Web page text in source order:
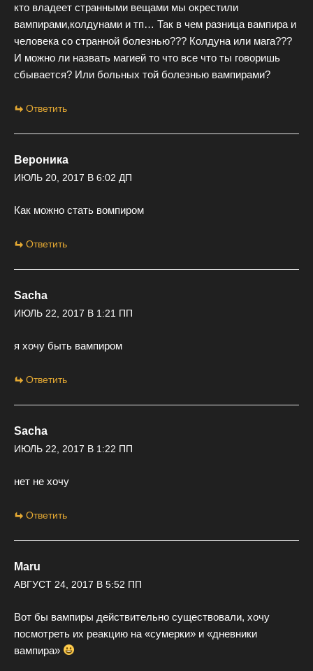
кто владеет странными вещами мы окрестили
вампирами,колдунами и тп… Так в чем разница вампира и
человека со странной болезнью??? Колдуна или мага???
И можно ли назвать магией то что все что ты говоришь
сбывается? Или больных той болезнью вампирами?
Ответить
Вероника
ИЮЛЬ 20, 2017 В 6:02 ДП
Как можно стать вомпиром
Ответить
Sacha
ИЮЛЬ 22, 2017 В 1:21 ПП
я хочу быть вампиром
Ответить
Sacha
ИЮЛЬ 22, 2017 В 1:22 ПП
нет не хочу
Ответить
Maru
АВГУСТ 24, 2017 В 5:52 ПП
Вот бы вампиры действительно существовали, хочу
посмотреть их реакцию на «сумерки» и «дневники
вампира»